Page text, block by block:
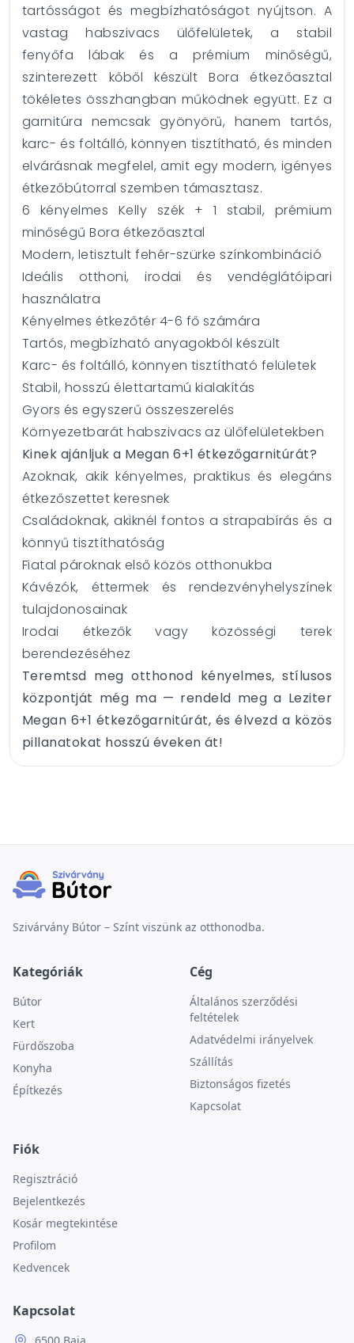
tartósságot és megbízhatóságot nyújtson. A
vastag habszivacs ülőfelületek, a stabil
fenyőfa lábak és a prémium minőségű,
szinterezett kőből készült Bora étkezőasztal
tökéletes összhangban működnek együtt. Ez a
garnitúra nemcsak gyönyörű, hanem tartós,
karc- és foltálló, könnyen tisztítható, és minden
elvárásnak megfelel, amit egy modern, igényes
étkezőbútorral szemben támasztasz.
6 kényelmes Kelly szék + 1 stabil, prémium
minőségű Bora étkezőasztal
Modern, letisztult fehér-szürke színkombináció
Ideális otthoni, irodai és vendéglátóipari
használatra
Kényelmes étkezőtér 4-6 fő számára
Tartós, megbízható anyagokból készült
Karc- és foltálló, könnyen tisztítható felületek
Stabil, hosszú élettartamú kialakítás
Gyors és egyszerű összeszerelés
Környezetbarát habszivacs az ülőfelületekben
Kinek ajánljuk a Megan 6+1 étkezőgarnitúrát?
Azoknak, akik kényelmes, praktikus és elegáns
étkezőszettet keresnek
Családoknak, akiknél fontos a strapabírás és a
könnyű tisztíthatóság
Fiatal pároknak első közös otthonukba
Kávézók, éttermek és rendezvényhelyszínek
tulajdonosainak
Irodai étkezők vagy közösségi terek
berendezéséhez
Teremtsd meg otthonod kényelmes, stílusos
központját még ma — rendeld meg a Leziter
Megan 6+1 étkezőgarnitúrát, és élvezd a közös
pillanatokat hosszú éveken át!
Szivárvány Bútor – Színt viszünk az otthonodba.
Kategóriák
Bútor
Kert
Fürdőszoba
Konyha
Építkezés
Cég
Általános szerződési
feltételek
Adatvédelmi irányelvek
Szállítás
Biztonságos fizetés
Kapcsolat
Fiók
Regisztráció
Bejelentkezés
Kosár megtekintése
Profilom
Kedvencek
Kapcsolat